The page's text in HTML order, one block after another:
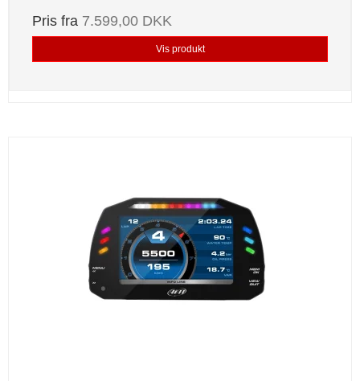
Pris fra 7.599,00 DKK
Vis produkt